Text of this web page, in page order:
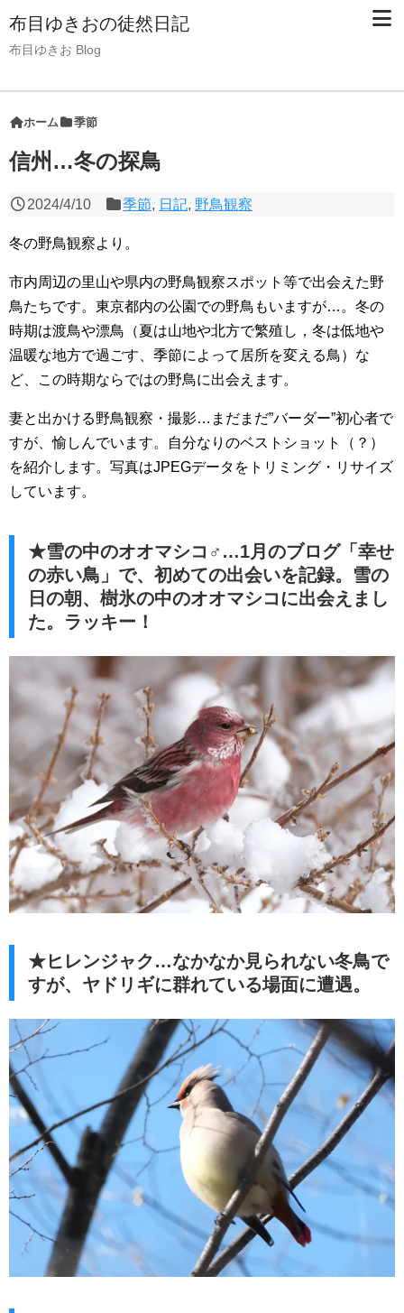
布目ゆきおの徒然日記
布目ゆきお Blog
ホーム 季節
信州…冬の探鳥
2024/4/10 季節, 日記, 野鳥観察
冬の野鳥観察より。
市内周辺の里山や県内の野鳥観察スポット等で出会えた野
鳥たちです。東京都内の公園での野鳥もいますが…。冬の
時期は渡鳥や漂鳥（夏は山地や北方で繁殖し，冬は低地や
温暖な地方で過ごす、季節によって居所を変える鳥）な
ど、この時期ならではの野鳥に出会えます。
妻と出かける野鳥観察・撮影…まだまだ”バーダー”初心者で
すが、愉しんでいます。自分なりのベストショット（？）
を紹介します。写真はJPEGデータをトリミング・リサイズ
しています。
★雪の中のオオマシコ♂…1月のブログ「幸せ
の赤い鳥」で、初めての出会いを記録。雪の
日の朝、樹氷の中のオオマシコに出会えまし
た。ラッキー！
★ヒレンジャク…なかなか見られない冬鳥で
すが、ヤドリギに群れている場面に遭遇。